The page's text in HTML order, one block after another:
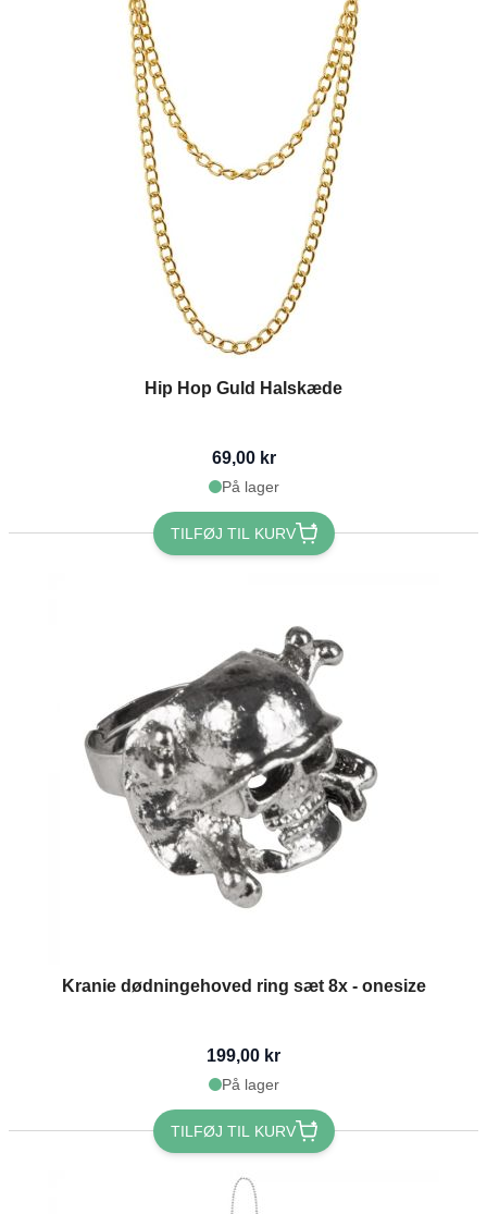
Hip Hop Guld Halskæde
69,00 kr
På lager
TILFØJ TIL KURV
Kranie dødningehoved ring sæt 8x - onesize
199,00 kr
På lager
TILFØJ TIL KURV